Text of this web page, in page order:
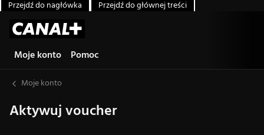
Przejdź do nagłówka Przejdź do głównej treści
Moje konto Pomoc
Moje konto
Aktywuj voucher